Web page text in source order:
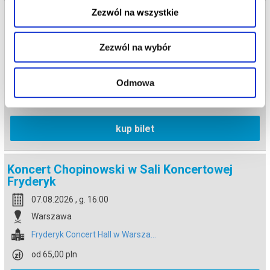
Zezwól na wszystkie
Zezwól na wybór
Odmowa
Koncert Chopinowski w Sali Koncertowej
Fryderyk
07.08.2026 , g. 14:30
Warszawa
Fryderyk Concert Hall w Warsza...
od 65,00 pln
kup bilet
Koncert Chopinowski w Sali Koncertowej
Fryderyk
07.08.2026 , g. 16:00
Warszawa
Fryderyk Concert Hall w Warsza...
od 65,00 pln